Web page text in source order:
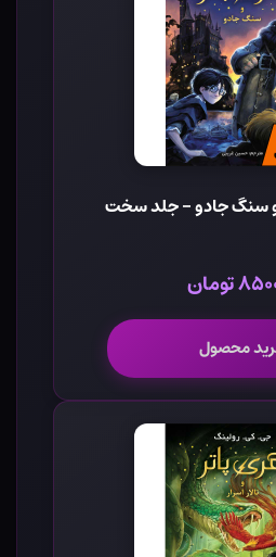
و سنگ جادو - جلد سخت
تومان
محصول